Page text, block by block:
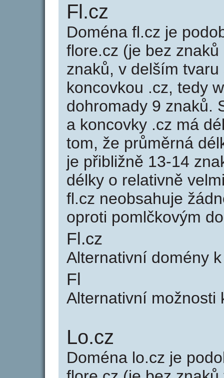
Fl.cz
Doména fl.cz je
flore.cz (je bez
znaků, v delším
koncovkou .cz, tedy
dohromady 9 znaků.
a koncovky .cz má
tom, že průměrná
je přibližně 13-14
délky o relativně
fl.cz neobsahuje
oproti pomlčkovým
Fl.cz
Alternativní domény
Fl
Alternativní možnosti
Lo.cz
Doména lo.cz je